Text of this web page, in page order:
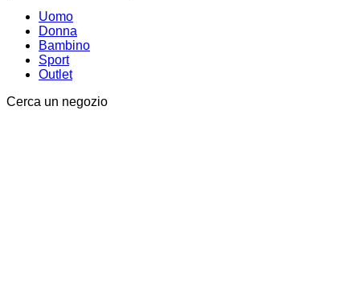
Uomo
Donna
Bambino
Sport
Outlet
Cerca un negozio